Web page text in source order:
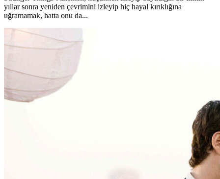
yıllar sonra yeniden çevrimini izleyip hiç hayal kırıklığına
uğramamak, hatta onu da...